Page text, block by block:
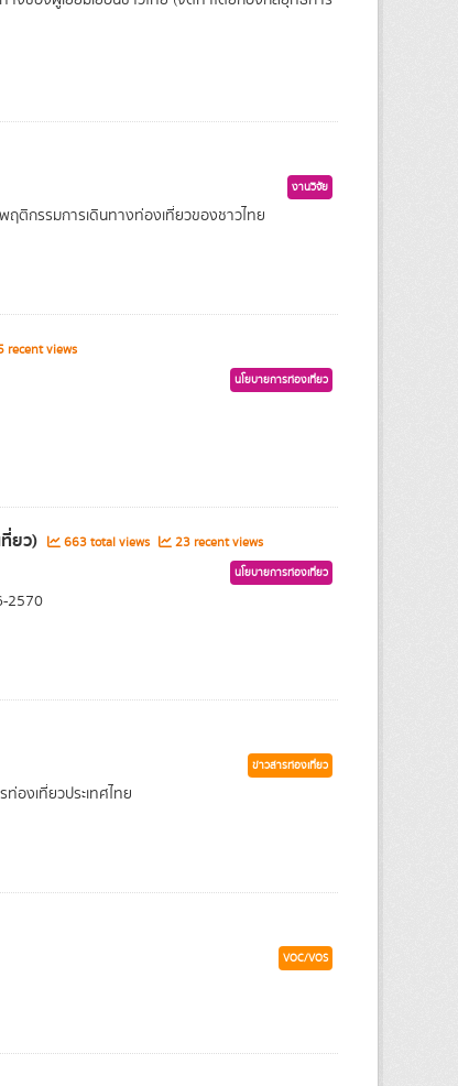
งานวิจัย
ฤติกรรมการเดินทางท่องเที่ยวของชาวไทย
recent views
นโยบายการท่องเที่ยว
ยว) 663 total views 23 recent views
นโยบายการท่องเที่ยว
2570
ข่าวสารท่องเที่ยว
องเที่ยวประเทศไทย
VOC/VOS